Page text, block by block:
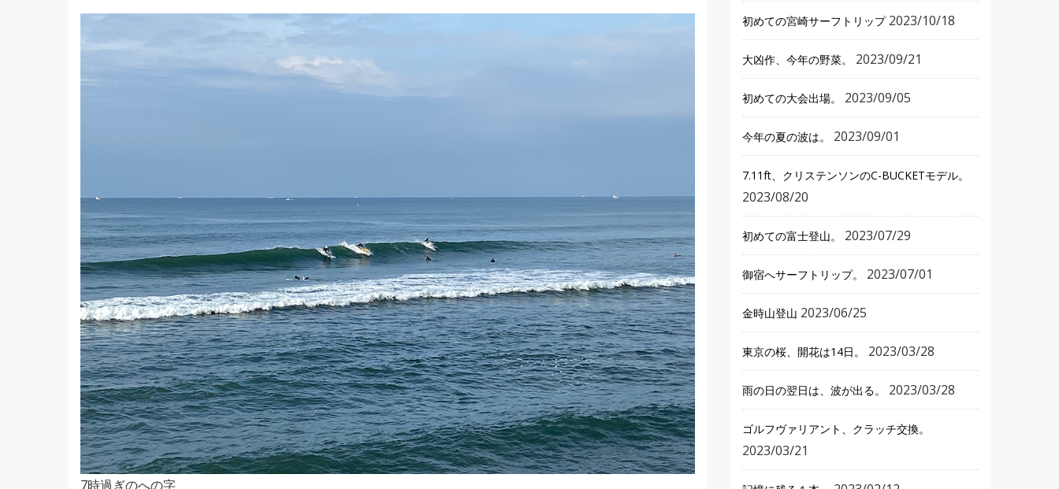
7時過ぎのへの字
初めての宮崎サーフトリップ 2023/10/18
大凶作、今年の野菜。 2023/09/21
初めての大会出場。 2023/09/05
今年の夏の波は。 2023/09/01
7.11ft、クリステンソンのC-BUCKETモデル。
2023/08/20
初めての富士登山。 2023/07/29
御宿へサーフトリップ。 2023/07/01
金時山登山 2023/06/25
東京の桜、開花は14日。 2023/03/28
雨の日の翌日は、波が出る。 2023/03/28
ゴルフヴァリアント、クラッチ交換。
2023/03/21